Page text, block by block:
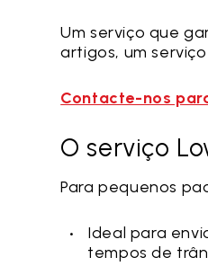
Um serviço que
artigos, um
Contacte-nos
O serviço
Para pequenos
Ideal para
tempos de